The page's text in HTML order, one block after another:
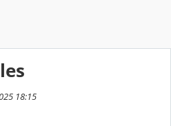
18:15